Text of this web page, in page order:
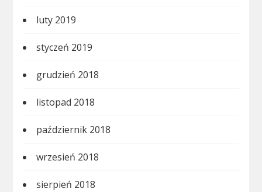
luty 2019
styczeń 2019
grudzień 2018
listopad 2018
październik 2018
wrzesień 2018
sierpień 2018